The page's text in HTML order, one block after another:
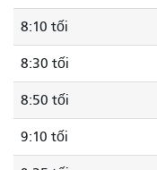
8:10 tối
8:30 tối
8:50 tối
9:10 tối